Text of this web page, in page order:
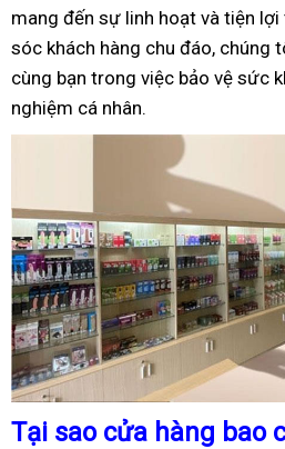
mang đến sự linh hoạt và tiện
sóc khách hàng chu đáo, chúng
cùng bạn trong việc bảo vệ sức
nghiệm cá nhân.
Tại sao cửa hàng bao